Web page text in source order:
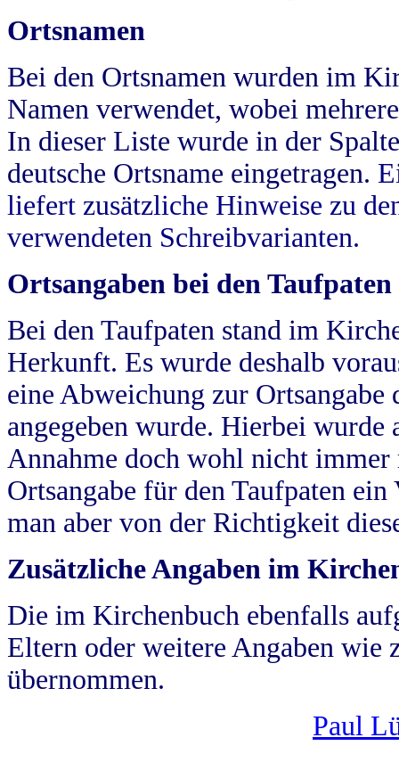
Ortsnamen
Bei den Ortsnamen wurden im
Namen verwendet, wobei
In dieser Liste wurde in der
deutsche Ortsname eingetragen.
liefert zusätzliche Hinweise zu
verwendeten Schreibvarianten.
Ortsangaben bei den Taufpaten
Bei den Taufpaten stand im
Herkunft. Es wurde deshalb
eine Abweichung zur
angegeben wurde. Hierbei wurde
Annahme doch wohl nicht
Ortsangabe für den Taufpaten
man aber von der Richtigkeit
Zusätzliche Angaben im
Die im Kirchenbuch ebenfalls
Eltern oder weitere Angaben wie
übernommen.
Paul